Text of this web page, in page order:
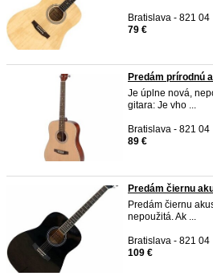
Bratislava - 821 04
79 €
Predám prírodnú
Je úplne nová,
gitara: Je vho ...
Bratislava - 821 04
89 €
Predám čiernu
Predám čiernu
nepoužitá. Ak ...
Bratislava - 821 04
109 €